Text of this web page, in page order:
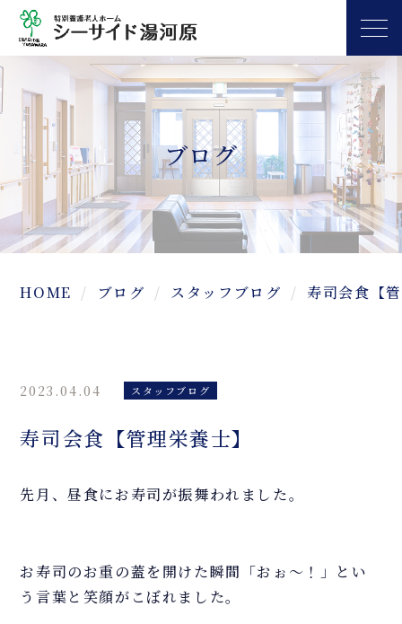
ブログ
HOME ブログ スタッフブログ 寿司会食【
2023.04.04 スタッフブログ
寿司会食【管理栄養士】
先月、昼食にお寿司が振舞われました。
お寿司のお重の蓋を開けた瞬間「おぉ～！」とい
う言葉と笑顔がこぼれました。